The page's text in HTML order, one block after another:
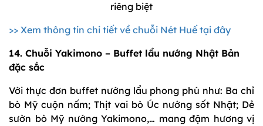
riêng biệt
>> Xem thông tin chi tiết về chuỗi Nét Huế tại đây
14. Chuỗi Yakimono – Buffet lẩu nướng Nhật Bản
đặc sắc
Với thực đơn buffet nướng lẩu phong phú như: Ba chỉ
bò Mỹ cuộn nấm; Thịt vai bò Úc nướng sốt Nhật; Dẻ
sườn bò Mỹ nướng Yakimono,… mang đậm hương vị